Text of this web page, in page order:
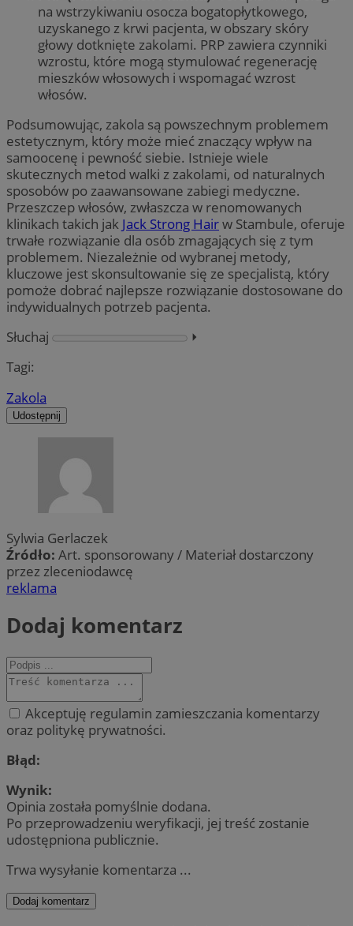
na wstrzykiwaniu osocza bogatopłytkowego,
uzyskanego z krwi pacjenta, w obszary skóry
głowy dotknięte zakolami. PRP zawiera czynniki
wzrostu, które mogą stymulować regenerację
mieszków włosowych i wspomagać wzrost
włosów.
Podsumowując, zakola są powszechnym problemem
estetycznym, który może mieć znaczący wpływ na
samoocenę i pewność siebie. Istnieje wiele
skutecznych metod walki z zakolami, od naturalnych
sposobów po zaawansowane zabiegi medyczne.
Przeszczep włosów, zwłaszcza w renomowanych
klinikach takich jak Jack Strong Hairw Stambule, oferuje
trwałe rozwiązanie dla osób zmagających się z tym
problemem. Niezależnie od wybranej metody,
kluczowe jest skonsultowanie się ze specjalistą, który
pomoże dobrać najlepsze rozwiązanie dostosowane do
indywidualnych potrzeb pacjenta.
Słuchaj
⏵︎
Tagi:
Zakola
Udostępnij
Sylwia Gerlaczek
Źródło: Art. sponsorowany / Materiał dostarczony
przez zleceniodawcę
reklama
Dodaj komentarz
Akceptuję regulamin zamieszczania komentarzy
oraz politykę prywatności.
Błąd:
Wynik:
Opinia została pomyślnie dodana.
Po przeprowadzeniu weryfikacji, jej treść zostanie
udostępniona publicznie.
Trwa wysyłanie komentarza ...
Dodaj komentarz